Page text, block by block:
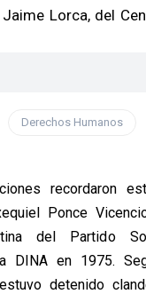
Lorca, del
Derechos Humanos
recordaron
Ponce
del Partido
DINA en 1975.
detenido